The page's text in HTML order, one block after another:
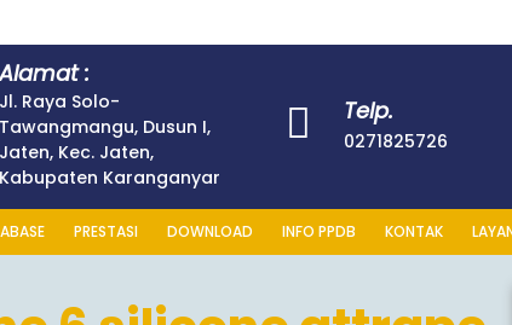
:
Jl. Raya Solo-
Tawangmangu, Dusun I,
Jaten, Kec. Jaten,
Kabupaten Karanganyar
Telp.
0271825726
PRESTASI DOWNLOAD INFO PPDB KONTAK